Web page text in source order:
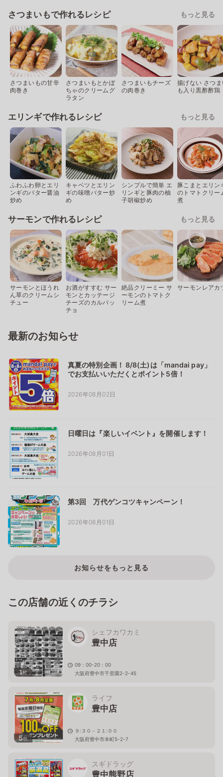
さつまいもで作れるレシピ もっと見る
さつまいもの甘辛
肉巻き
さつまいもとかぼ
ちゃのクリームグ
ラタン
さつまいもチーズ
の肉巻き
揚げない さつ
も入り黒酢酢鶏
エリンギで作れるレシピ もっと見る
ふわふわ卵とエリ
ンギのバター醤油
炒め
キャベツとエリン
ギの味噌バター炒
め
シンプルで簡単 エ
リンギと豚肉の柚
子胡椒炒め
豚こまとエリン
のトマトクリー
煮
サーモンで作れるレシピ もっと見る
サーモンとほうれ
ん草のクリームシ
チュー
お酒がすすむ サー
モンとカッテージ
チーズのカルパッ
チョ
絶品クリーミー サ
ーモンのトマトク
リーム煮
サーモンレアカ
最新のお知らせ
真夏の特別企画！ 8/8(土)は「mandai pay」
でお支払いいただくとポイント5倍！
2026年08月02日
日曜日は『楽しいイベント』を開催します！
2026年08月01日
第3回 万代ゲンコツキャンペーン！
2026年08月01日
お知らせをもっと見る
この店舗の近くのチラシ
1枚
シェフカワカミ
豊中店
09：00-20：00
大阪府豊中市千里園2-2-45
5枚
ライフ
豊中店
９:３０－２１:００
大阪府豊中市本町5-2-7
スギドラッグ
豊中熊野店